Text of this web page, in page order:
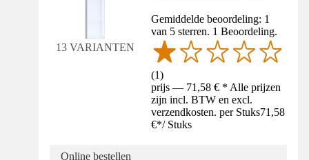
13 VARIANTEN
Gemiddelde beoordeling: 1
van 5 sterren. 1 Beoordeling.
(1)
prijs — 71,58 € * Alle prijzen
zijn incl. BTW en excl.
verzendkosten. per Stuks71,58
€*/ Stuks
Online bestellen